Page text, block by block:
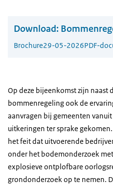
Download:
Brochure29-05-2026PDF-
Op deze bijeenkomst zijn naast
bommenregeling ook de
aanvragen bij gemeenten
uitkeringen ter sprake
het feit dat uitvoerende
onder het bodemonderzoek
explosieve ontplofbare
grondonderzoek op te nemen.